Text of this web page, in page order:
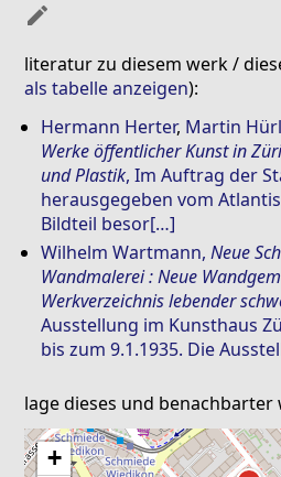
mode_edit
literatur zu diesem werk /
als tabelle anzeigen):
Hermann Herter, Martin
Werke öffentlicher Kunst in
und Plastik, Im Auftrag der
herausgegeben vom
Bildteil besor[…]
Wilhelm Wartmann,Neue
Wandmalerei : Neue
Werkverzeichnis lebender
Ausstellung im Kunsthaus
bis zum 9.1.1935. Die
lage dieses und benachbarter
+